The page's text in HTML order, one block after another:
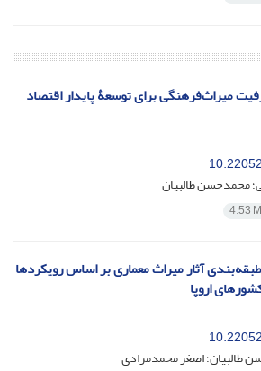
میراث‌فرهنگی برای توسعۀ پایدار اقتصاد
محمدحسن طالبیان
4.53 M
آثار میراث معماری بر اساس رویکردها
اروپا
طالبیان؛ اصغر محمدمرادی